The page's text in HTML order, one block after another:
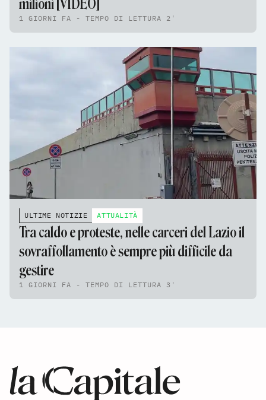
milioni [VIDEO]
1 GIORNI FA - TEMPO DI LETTURA 2'
ULTIME NOTIZIE ATTUALITÀ
Tra caldo e proteste, nelle carceri del Lazio il
sovraffollamento è sempre più difficile da
gestire
1 GIORNI FA - TEMPO DI LETTURA 3'